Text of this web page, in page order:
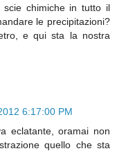
chimiche in tutto il
le precipitazioni?
e qui sta la nostra
6:17:00 PM
eclatante, oramai non
quello che sta